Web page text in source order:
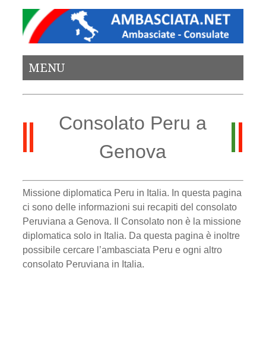
MENU
Consolato Peru a
Genova
Missione diplomatica Peru in Italia. In questa pagina
ci sono delle informazioni sui recapiti del consolato
Peruviana a Genova. Il Consolato non è la missione
diplomatica solo in Italia. Da questa pagina è inoltre
possibile cercare l’ambasciata Peru e ogni altro
consolato Peruviana in Italia.